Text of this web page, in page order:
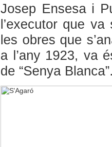
Josep Ensesa i
l’executor que
les obres que
a l’any 1923, va
de “Senya